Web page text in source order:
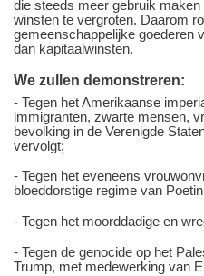
die steeds meer gebruik
winsten te vergroten. Daarom
gemeenschappelijke goederen
dan kapitaalwinsten.
We zullen demonstreren:
- Tegen het Amerikaanse
immigranten, zwarte mensen,
bevolking in de Verenigde
vervolgt;
- Tegen het eveneens
bloeddorstige regime van
- Tegen het moorddadige en
- Tegen de genocide op het
Trump, met medewerking van